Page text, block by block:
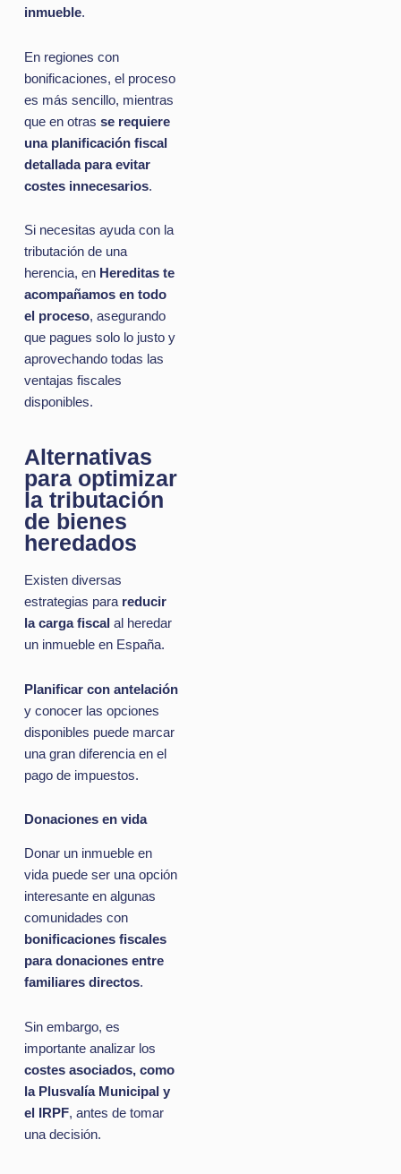
inmueble.
En regiones con
bonificaciones, el proceso
es más sencillo, mientras
que en otras se requiere
una planificación fiscal
detallada para evitar
costes innecesarios.
Si necesitas ayuda con la
tributación de una
herencia, en Hereditas te
acompañamos en todo
el proceso, asegurando
que pagues solo lo justo y
aprovechando todas las
ventajas fiscales
disponibles.
Alternativas
para optimizar
la tributación
de bienes
heredados
Existen diversas
estrategias para reducir
la carga fiscal al heredar
un inmueble en España.
Planificar con antelación
y conocer las opciones
disponibles puede marcar
una gran diferencia en el
pago de impuestos.
Donaciones en vida
Donar un inmueble en
vida puede ser una opción
interesante en algunas
comunidades con
bonificaciones fiscales
para donaciones entre
familiares directos.
Sin embargo, es
importante analizar los
costes asociados, como
la Plusvalía Municipal y
el IRPF, antes de tomar
una decisión.